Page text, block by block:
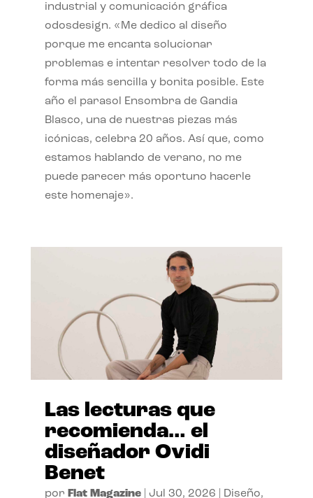
industrial y comunicación gráfica
odosdesign. «Me dedico al diseño
porque me encanta solucionar
problemas e intentar resolver todo de la
forma más sencilla y bonita posible. Este
año el parasol Ensombra de Gandia
Blasco, una de nuestras piezas más
icónicas, celebra 20 años. Así que, como
estamos hablando de verano, no me
puede parecer más oportuno hacerle
este homenaje».
Las lecturas que
recomienda… el
diseñador Ovidi
Benet
por Flat Magazine| Jul 30, 2026 Diseño,